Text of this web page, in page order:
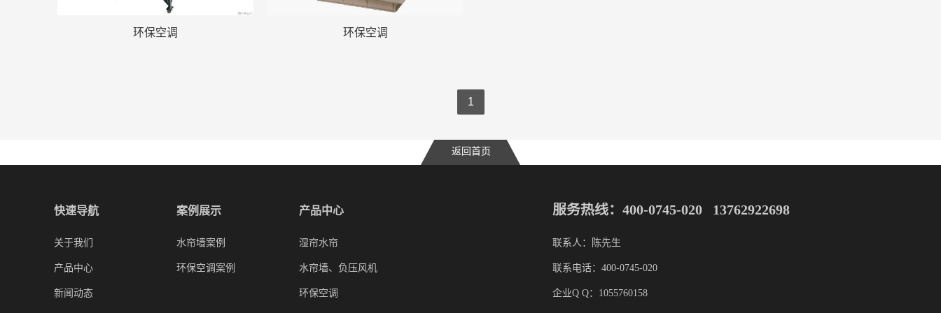
环保空调 环保空调
1
返回首页
快速导航 案例展示 产品中心
关于我们
产品中心
新闻动态
水帘墙案例
环保空调案例
湿帘水帘
水帘墙、负压风机
环保空调
联系人：陈先生
联系电话：400-0745-020
企业Q Q：1055760158
服务热线：400-0745-020   13762922698